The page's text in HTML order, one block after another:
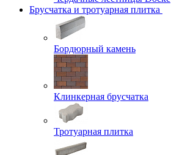
Брусчатка и тротуарная плитка
Бордюрный камень
Клинкерная брусчатка
Тротуарная плитка